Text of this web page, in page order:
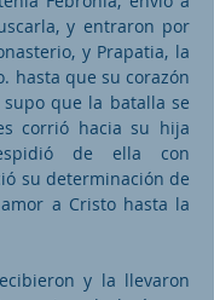
y entraron por
y Prapatia, la
hasta que su corazón
que la batalla se
corrió hacia su hija
de ella con
su determinación de
a Cristo hasta la
y la llevaron